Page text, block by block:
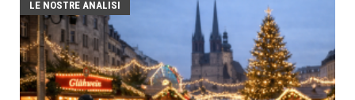
LE NOSTRE ANALISI